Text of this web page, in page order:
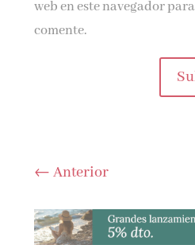
web en este navegador
comente.
←Anterior